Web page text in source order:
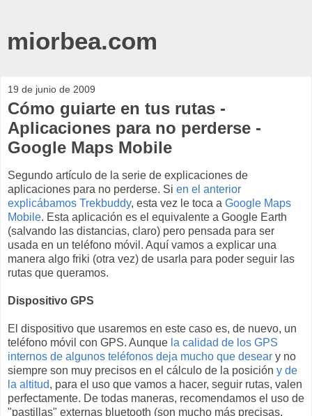
miorbea.com
19 de junio de 2009
Cómo guiarte en tus rutas -
Aplicaciones para no perderse -
Google Maps Mobile
Segundo artículo de la serie de explicaciones de
aplicaciones para no perderse. Si en el anterior
explicábamos Trekbuddy, esta vez le toca a Google Maps
Mobile. Esta aplicación es el equivalente a Google Earth
(salvando las distancias, claro) pero pensada para ser
usada en un teléfono móvil. Aquí vamos a explicar una
manera algo friki (otra vez) de usarla para poder seguir las
rutas que queramos.
Dispositivo GPS
El dispositivo que usaremos en este caso es, de nuevo, un
teléfono móvil con GPS. Aunque la calidad de los GPS
internos de algunos teléfonos deja mucho que desear y no
siempre son muy precisos en el cálculo de la posición y de
la altitud, para el uso que vamos a hacer, seguir rutas, valen
perfectamente. De todas maneras, recomendamos el uso de
"pastillas" externas bluetooth (son mucho más precisas,